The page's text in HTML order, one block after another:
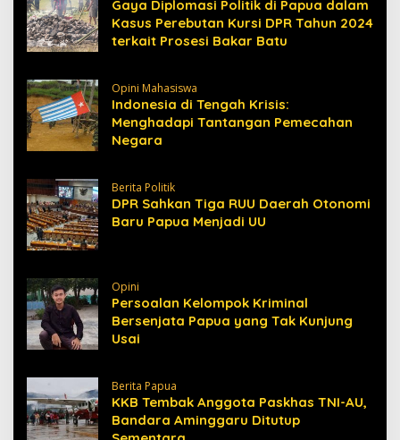
Gaya Diplomasi Politik di Papua dalam
Kasus Perebutan Kursi DPR Tahun 2024
terkait Prosesi Bakar Batu
Opini Mahasiswa
Indonesia di Tengah Krisis:
Menghadapi Tantangan Pemecahan
Negara
Berita Politik
DPR Sahkan Tiga RUU Daerah Otonomi
Baru Papua Menjadi UU
Opini
Persoalan Kelompok Kriminal
Bersenjata Papua yang Tak Kunjung
Usai
Berita Papua
KKB Tembak Anggota Paskhas TNI-AU,
Bandara Aminggaru Ditutup